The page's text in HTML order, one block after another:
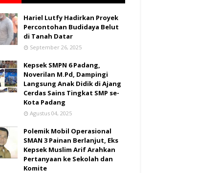
Hariel Lutfy Hadirkan Proyek
Percontohan Budidaya Belut
di Tanah Datar
September 26, 2025
Kepsek SMPN 6 Padang,
Noverilan M.Pd, Dampingi
Langsung Anak Didik di Ajang
Cerdas Sains Tingkat SMP se-
Kota Padang
Agustus 04, 2025
Polemik Mobil Operasional
SMAN 3 Painan Berlanjut, Eks
Kepsek Muslim Arif Arahkan
Pertanyaan ke Sekolah dan
Komite